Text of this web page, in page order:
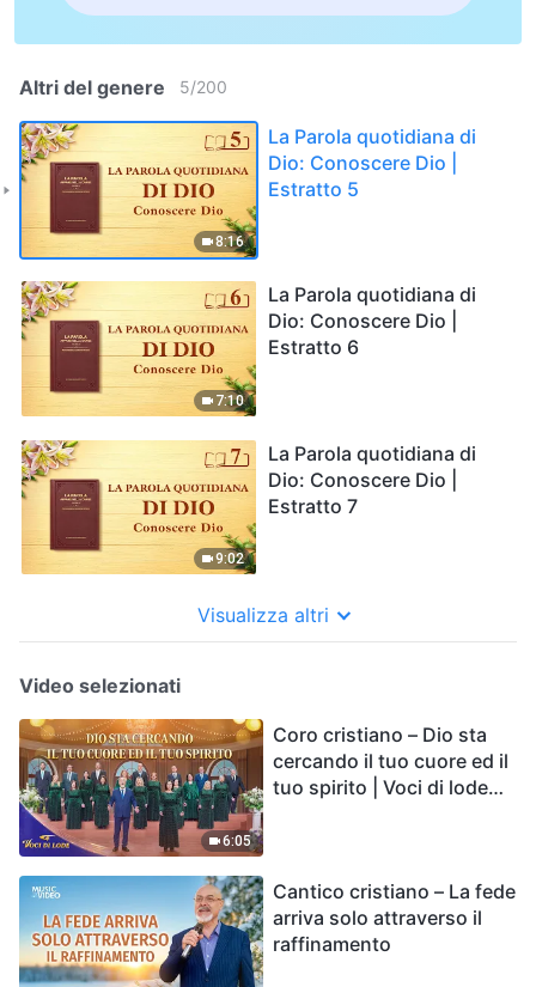
Altri del genere 5/200
8:16
La Parola quotidiana di
Dio: Conoscere Dio |
Estratto 5
7:10
La Parola quotidiana di
Dio: Conoscere Dio |
Estratto 6
9:02
La Parola quotidiana di
Dio: Conoscere Dio |
Estratto 7
Visualizza altri
Video selezionati
6:05
Coro cristiano – Dio sta
cercando il tuo cuore ed il
tuo spirito | Voci di lode
Cantico cristiano – La fede
arriva solo attraverso il
raffinamento